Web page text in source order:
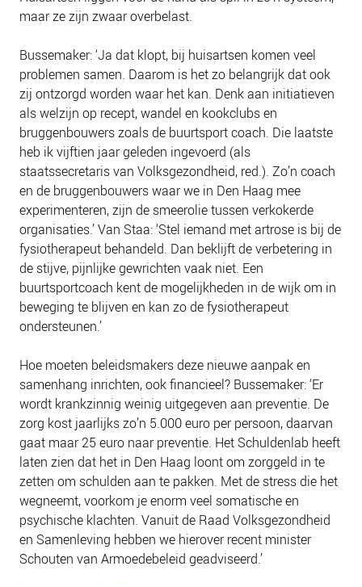
maar ze zijn zwaar overbelast.
Bussemaker: ‘Ja dat klopt, bij huisartsen komen veel
problemen samen. Daarom is het zo belangrijk dat ook
zij ontzorgd worden waar het kan. Denk aan initiatieven
als welzijn op recept, wandel en kookclubs en
bruggenbouwers zoals de buurtsport coach. Die laatste
heb ik vijftien jaar geleden ingevoerd (als
staatssecretaris van Volksgezondheid, red.). Zo’n coach
en de bruggenbouwers waar we in Den Haag mee
experimenteren, zijn de smeerolie tussen verkokerde
organisaties.’ Van Staa: ‘Stel iemand met artrose is bij de
fysiotherapeut behandeld. Dan beklijft de verbetering in
de stijve, pijnlijke gewrichten vaak niet. Een
buurtsportcoach kent de mogelijkheden in de wijk om in
beweging te blijven en kan zo de fysiotherapeut
ondersteunen.’
Hoe moeten beleidsmakers deze nieuwe aanpak en
samenhang inrichten, ook financieel? Bussemaker: ‘Er
wordt krankzinnig weinig uitgegeven aan preventie. De
zorg kost jaarlijks zo’n 5.000 euro per persoon, daarvan
gaat maar 25 euro naar preventie. Het Schuldenlab heeft
laten zien dat het in Den Haag loont om zorggeld in te
zetten om schulden aan te pakken. Met de stress die het
wegneemt, voorkom je enorm veel somatische en
psychische klachten. Vanuit de Raad Volksgezondheid
en Samenleving hebben we hierover recent minister
Schouten van Armoedebeleid geadviseerd.’